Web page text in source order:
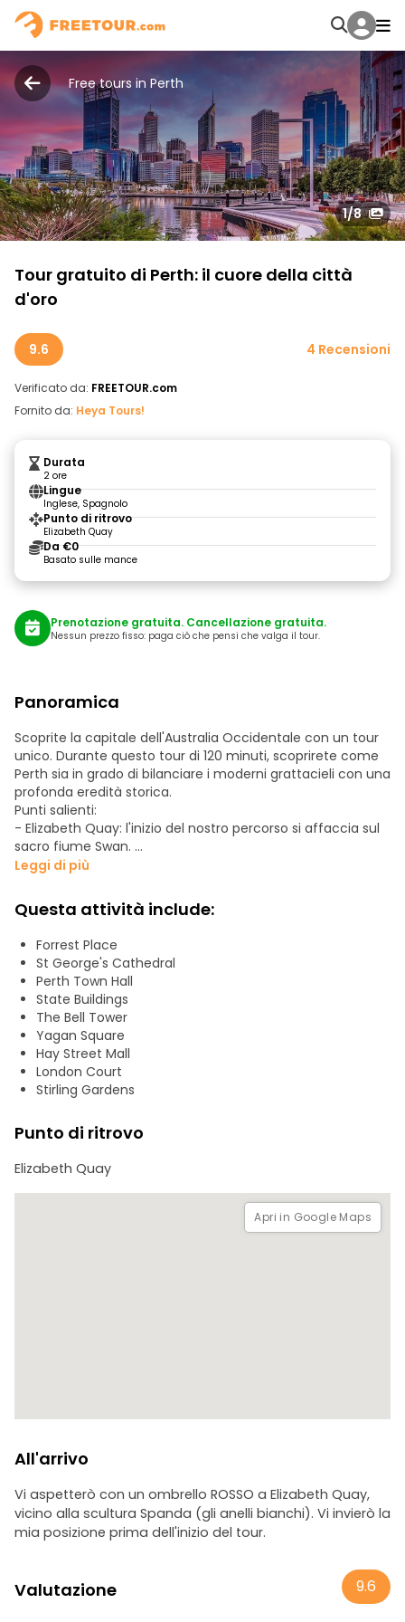
Free tours in Perth
1/8
Tour gratuito di Perth: il cuore della città
d'oro
9.6 4 Recensioni
Verificato da: FREETOUR.com
Fornito da: Heya Tours!
Durata
2 ore
Lingue
Inglese, Spagnolo
Punto di ritrovo
Elizabeth Quay
Da €0
Basato sulle mance
Prenotazione gratuita. Cancellazione gratuita.
Nessun prezzo fisso: paga ciò che pensi che valga il tour.
Panoramica
Scoprite la capitale dell'Australia Occidentale con un tour
unico. Durante questo tour di 120 minuti, scoprirete come
Perth sia in grado di bilanciare i moderni grattacieli con una
profonda eredità storica.
Punti salienti:
- Elizabeth Quay: l'inizio del nostro percorso si affaccia sul
sacro fiume Swan.
- La Bell Tower: una torre di vetro di 300 anni con campane
- Stirling Gardens: passeggiate accanto a statue di canguri
nel giardino più antico della città.
- Patrimonio coloniale: ammirate gli edifici statali e il
municipio, costruito dai detenuti con messaggi nascosti.
- London Court: un passaggio in stile Tudor che vi farà
sentire come nell'Inghilterra medievale.
- Yagan Square: terminiamo in questo simbolo della
riconciliazione e della cultura aborigena.
Logistica:
Una passeggiata di 1,6 km, accessibile al 100% e con punti
d'acqua gratuiti, potete utilizzare gli autobus CAT gratuiti
per spostarvi in centro!
Leggi di più
Questa attività include:
Forrest Place
St George's Cathedral
Perth Town Hall
State Buildings
The Bell Tower
Yagan Square
Hay Street Mall
London Court
Stirling Gardens
Punto di ritrovo
Elizabeth Quay
Apri in Google Maps
All'arrivo
Vi aspetterò con un ombrello ROSSO a Elizabeth Quay,
vicino alla scultura Spanda (gli anelli bianchi). Vi invierò la
mia posizione prima dell'inizio del tour.
Valutazione 9.6